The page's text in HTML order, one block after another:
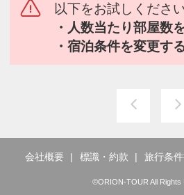
以下をお試しください
・人数当たり部屋数
・宿泊条件を変更す
会社概要 標識・約款 旅行条
©ORION-TOUR All Rights